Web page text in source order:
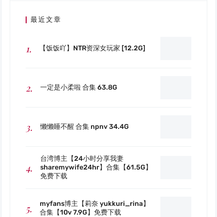
最近文章
【饭饭吖】NTR资深女玩家 [12.2G]
一定是小柔啦 合集 63.8G
懒懒睡不醒 合集 npnv 34.4G
台湾博主【24小时分享我妻
sharemywife24hr】合集【61.5G】
免费下载
myfans博主【莉奈 yukkuri_rina】
合集【10v 7.9G】免费下载